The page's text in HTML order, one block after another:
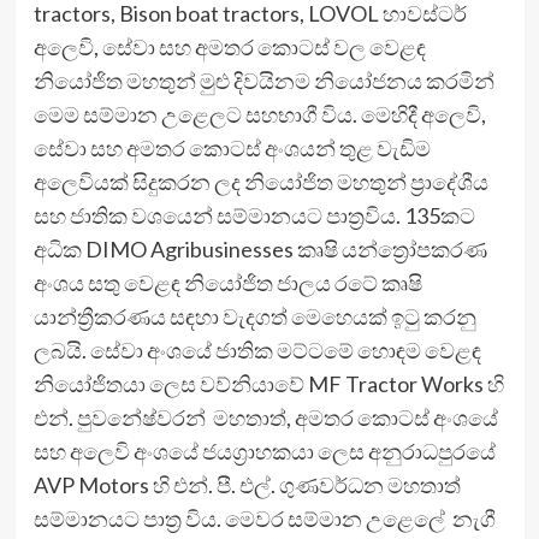
tractors, Bison boat tractors, LOVOL හාවස්ටර්
අලෙවි, සේවා සහ අමතර කොටස් වල වෙළඳ
නියෝජිත මහතුන් මුළු දිවයිනම නියෝජනය කරමින්
මෙම සම්මාන උළෙලට සහභාගී විය. මෙහිදී අලෙවි,
සේවා සහ අමතර කොටස් අංශයන් තුළ වැඩිම
අලෙවියක් සිදුකරන ලද නියෝජිත මහතුන් ප්‍රාදේශීය
සහ ජාතික වශයෙන් සම්මානයට පාත්‍රවිය. 135කට
අධික DIMO Agribusinesses කෘෂි යන්ත්‍රෝපකරණ
අංශය සතු වෙළඳ නියෝජිත ජාලය රටේ කෘෂි
යාන්ත්‍රීකරණය සඳහා වැදගත් මෙහෙයක් ඉටු කරනු
ලබයි. සේවා අංශයේ ජාතික මට්ටමේ හොඳම වෙළඳ
නියෝජිතයා ලෙස වව්නියාවේ MF Tractor Works හි
එන්. පුවනේෂ්වරන් මහතාත්, අමතර කොටස් අංශයේ
සහ අලෙවි අංශයේ ජයග්‍රාහකයා ලෙස අනුරාධපුරයේ
AVP Motors හි එන්. පී. එල්. ගුණවර්ධන මහතාත්
සම්මානයට පාත්‍ර විය. මෙවර සම්මාන උළෙලේ නැගී